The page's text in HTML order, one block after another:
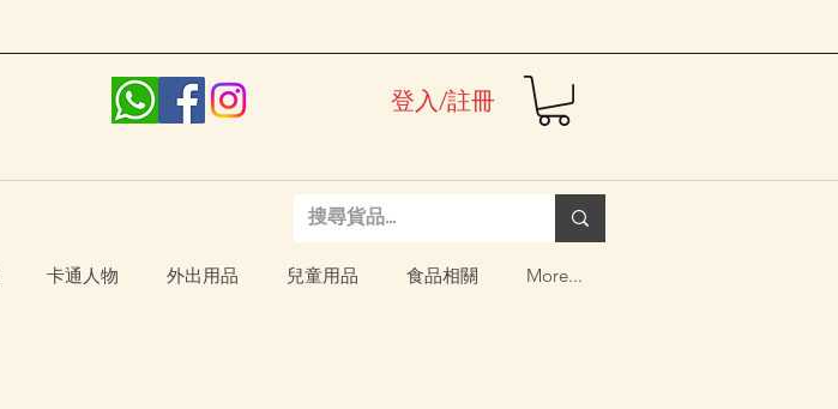
登入/註冊
卡通人物 外出用品 兒童用品 食品相關 More...